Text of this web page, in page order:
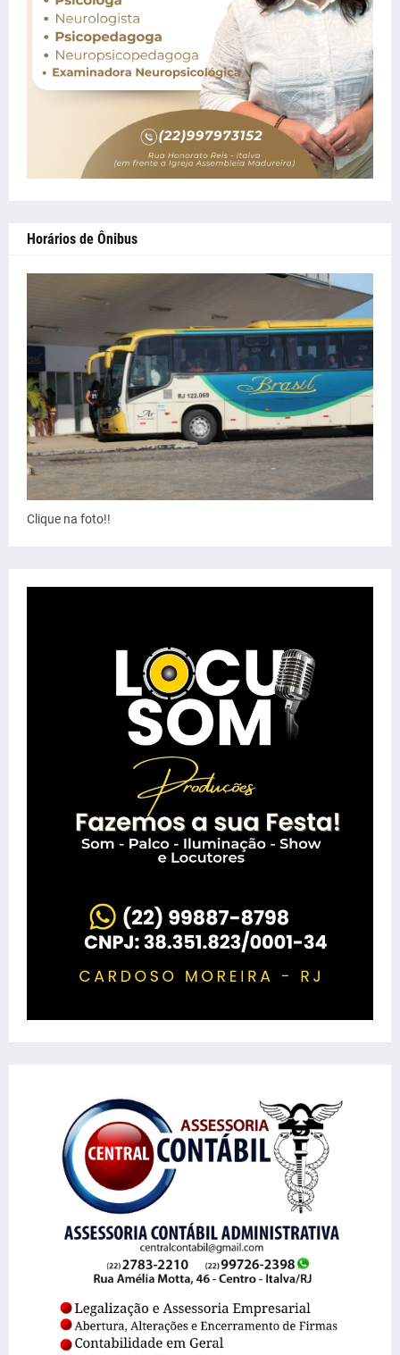
Horários de Ônibus
Clique na foto!!